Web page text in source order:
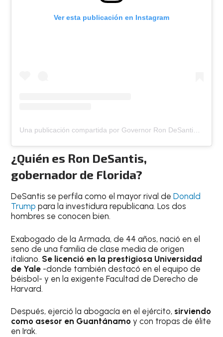
Ver esta publicación en Instagram
Una publicación compartida por Governor Ron DeSantis (@flgovrondesantis)
¿Quién es Ron DeSantis,
gobernador de Florida?
DeSantis se perfila como el mayor rival deDonald
Trump para la investidura republicana. Los dos
hombres se conocen bien.
Exabogado de la Armada, de 44 años, nació en el
seno de una familia de clase media de origen
italiano. Se licenció en la prestigiosa Universidad
de Yale -donde también destacó en el equipo de
béisbol- y en la exigente Facultad de Derecho de
Harvard.
Después, ejerció la abogacía en el ejército, sirviendo
como asesor en Guantánamo y con tropas de élite
en Irak.